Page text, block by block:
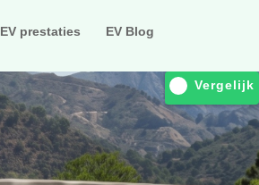
EV prestaties EV Blog
Vergelijk